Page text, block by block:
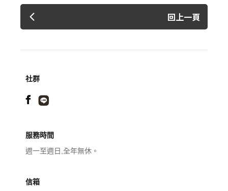
回上一頁
服務時間
週一至週日,全年無休。
信箱
社群